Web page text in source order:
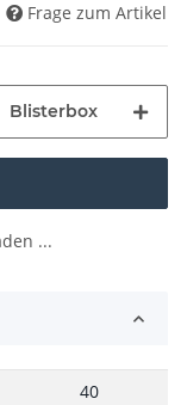
Frage zum Artikel
Blisterbox
...
40